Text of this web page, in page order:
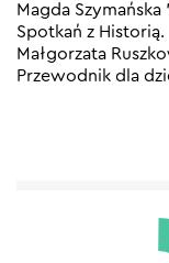
Magda Szymańska
Spotkań z Historią.
Małgorzata
Przewodnik dla